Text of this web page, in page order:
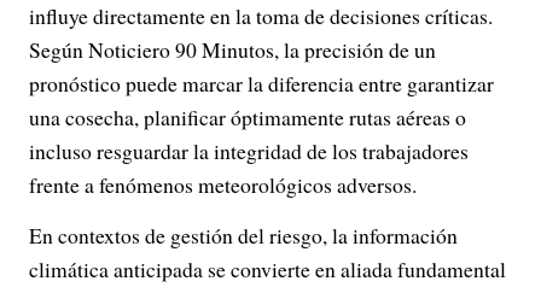
influye directamente en la toma de decisiones críticas.
Según Noticiero 90 Minutos, la precisión de un
pronóstico puede marcar la diferencia entre garantizar
una cosecha, planificar óptimamente rutas aéreas o
incluso resguardar la integridad de los trabajadores
frente a fenómenos meteorológicos adversos.
En contextos de gestión del riesgo, la información
climática anticipada se convierte en aliada fundamental